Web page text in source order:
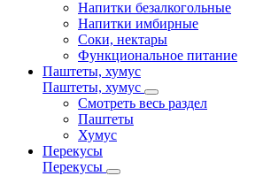
Напитки безалкогольные
Напитки имбирные
Соки, нектары
Функциональное питание
Паштеты, хумус
Паштеты, хумус
Смотреть весь раздел
Паштеты
Хумус
Перекусы
Перекусы